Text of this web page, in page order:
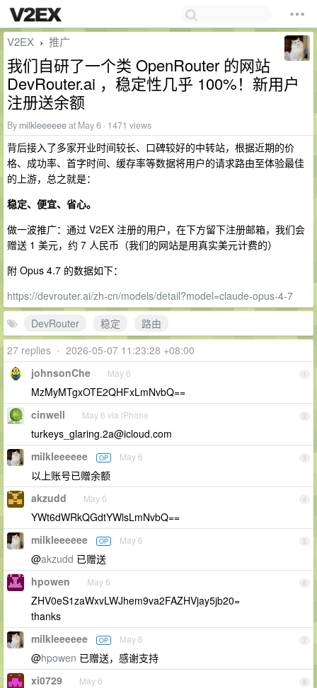
V2EX › 推广
我们自研了一个类 OpenRouter 的网站
DevRouter.ai ，稳定性几乎 100%！新用户
注册送余额
By milkleeeeeeat May 6 · 1471 views
背后接入了多家开业时间较长、口碑较好的中转站，根据近期的价
格、成功率、首字时间、缓存率等数据将用户的请求路由至体验最佳
的上游，总之就是：
稳定、便宜、省心。
做一波推广：通过 V2EX 注册的用户，在下方留下注册邮箱，我们会
赠送 1 美元，约 7 人民币（我们的网站是用真实美元计费的）
附 Opus 4.7 的数据如下：
https://devrouter.ai/zh-cn/models/detail?model=claude-opus-4-7
DevRouter
稳定
路由
27 replies • 2026-05-07 11:23:28 +08:00
1
johnsonChe May 6
MzMyMTgxOTE2QHFxLmNvbQ==
2
cinwell May 6 via iPhone
turkeys_glaring.2a@icloud.com
3
milkleeeeee OP May 6
以上账号已赠余额
4
akzudd May 6
YWt6dWRkQGdtYWlsLmNvbQ==
5
milkleeeeee OP May 6
@akzudd 已赠送
6
hpowen May 6
ZHV0eS1zaWxvLWJhem9va2FAZHVjay5jb20=
thanks
7
milkleeeeee OP May 6
@hpowen 已赠送，感谢支持
8
xi0729 May 6